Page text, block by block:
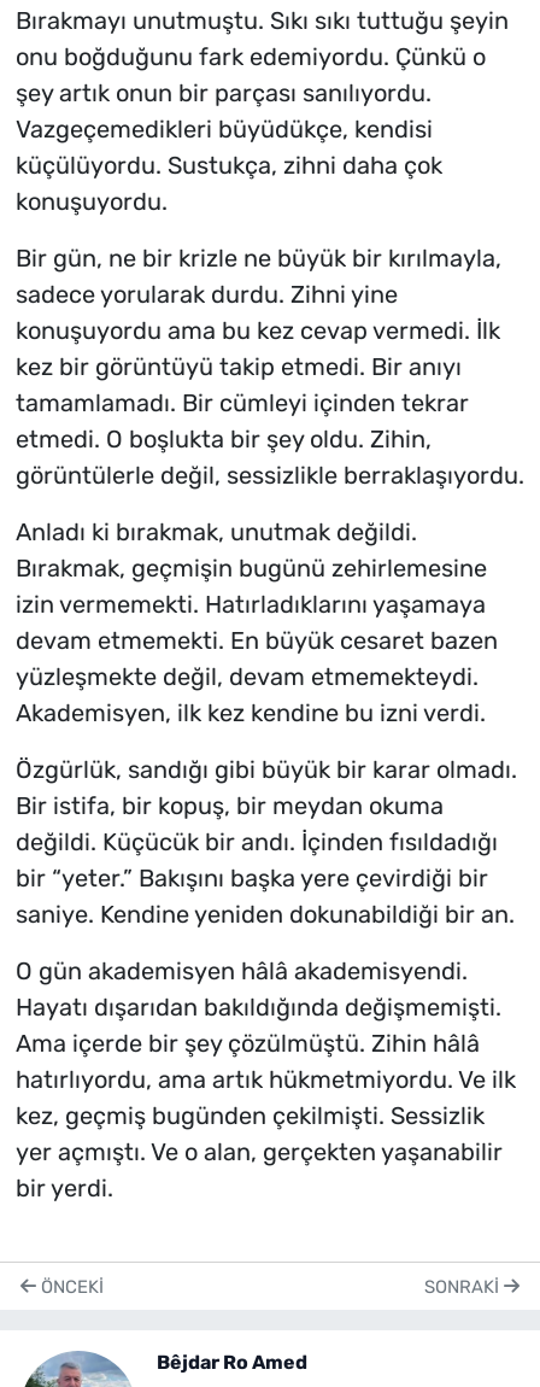
Bırakmayı unutmuştu. Sıkı sıkı tuttuğu şeyin
onu boğduğunu fark edemiyordu. Çünkü o
şey artık onun bir parçası sanılıyordu.
Vazgeçemedikleri büyüdükçe, kendisi
küçülüyordu. Sustukça, zihni daha çok
konuşuyordu.
Bir gün, ne bir krizle ne büyük bir kırılmayla,
sadece yorularak durdu. Zihni yine
konuşuyordu ama bu kez cevap vermedi. İlk
kez bir görüntüyü takip etmedi. Bir anıyı
tamamlamadı. Bir cümleyi içinden tekrar
etmedi. O boşlukta bir şey oldu. Zihin,
görüntülerle değil, sessizlikle berraklaşıyordu.
Anladı ki bırakmak, unutmak değildi.
Bırakmak, geçmişin bugünü zehirlemesine
izin vermemekti. Hatırladıklarını yaşamaya
devam etmemekti. En büyük cesaret bazen
yüzleşmekte değil, devam etmemekteydi.
Akademisyen, ilk kez kendine bu izni verdi.
Özgürlük, sandığı gibi büyük bir karar olmadı.
Bir istifa, bir kopuş, bir meydan okuma
değildi. Küçücük bir andı. İçinden fısıldadığı
bir “yeter.” Bakışını başka yere çevirdiği bir
saniye. Kendine yeniden dokunabildiği bir an.
O gün akademisyen hâlâ akademisyendi.
Hayatı dışarıdan bakıldığında değişmemişti.
Ama içerde bir şey çözülmüştü. Zihin hâlâ
hatırlıyordu, ama artık hükmetmiyordu. Ve ilk
kez, geçmiş bugünden çekilmişti. Sessizlik
yer açmıştı. Ve o alan, gerçekten yaşanabilir
bir yerdi.
ÖNCEKI SONRAKI
Bêjdar Ro Amed